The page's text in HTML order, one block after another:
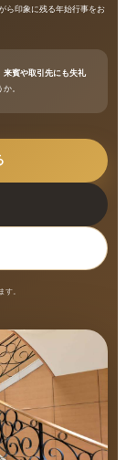
ら印象に残る年始行事をお
来賓や取引先にも失礼
。
す。